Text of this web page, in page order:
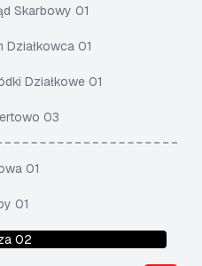
Skarbowy 01
Działkowca 01
Działkowe 01
03
01
01
02